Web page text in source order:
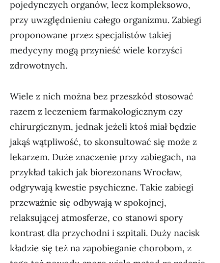
pojedynczych organów, lecz kompleksowo,
przy uwzględnieniu całego organizmu. Zabiegi
proponowane przez specjalistów takiej
medycyny mogą przynieść wiele korzyści
zdrowotnych.
Wiele z nich można bez przeszkód stosować
razem z leczeniem farmakologicznym czy
chirurgicznym, jednak jeżeli ktoś miał będzie
jakąś wątpliwość, to skonsultować się może z
lekarzem. Duże znaczenie przy zabiegach, na
przykład takich jak biorezonans Wrocław,
odgrywają kwestie psychiczne. Takie zabiegi
przeważnie się odbywają w spokojnej,
relaksującej atmosferze, co stanowi spory
kontrast dla przychodni i szpitali. Duży nacisk
kładzie się też na zapobieganie chorobom, z